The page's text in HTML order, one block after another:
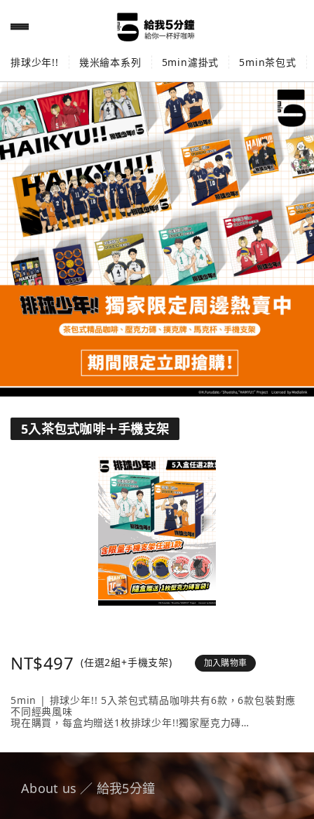
排球少年!! 幾米繪本系列 5min濾掛式 5min茶包式
5入茶包式咖啡＋手機支架
NT$497 (任選2組+手機支架) 加入購物車
5min | 排球少年!! 5入茶包式精品咖啡共有6款，6款包裝對應
不同經典風味
現在購買，每盒均贈送1枚排球少年!!獨家壓克力磚
內容物包含： 5min | 排球少年!! 5入茶包式精品咖啡 （隨盒附
贈1枚壓克力磚）任選2款、《排球少年!!手機支架》任選1款。
About us ／ 給我5分鐘